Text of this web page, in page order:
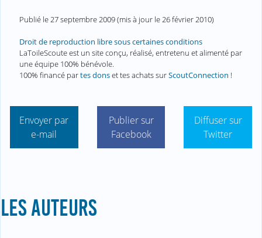
Publié le27 septembre 2009(mis à jour le26 février 2010)
Droit de reproduction libre sous certaines conditions
LaToileScoute est un site conçu, réalisé, entretenu et alimenté par
une équipe 100% bénévole.
100% financé partes donset tes achats surScoutConnection !
Envoyer par
e-mail
Publier sur
Facebook
Diffuser sur
Twitter
LES AUTEURS